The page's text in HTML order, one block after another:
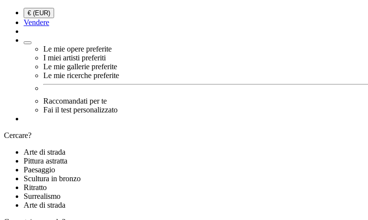
€ (EUR)
Vendere
Le mie opere preferite
I miei artisti preferiti
Le mie gallerie preferite
Le mie ricerche preferite
Raccomandati per te
Fai il test personalizzato
Cercare?
Arte di strada
Pittura astratta
Paesaggio
Scultura in bronzo
Ritratto
Surrealismo
Arte di strada